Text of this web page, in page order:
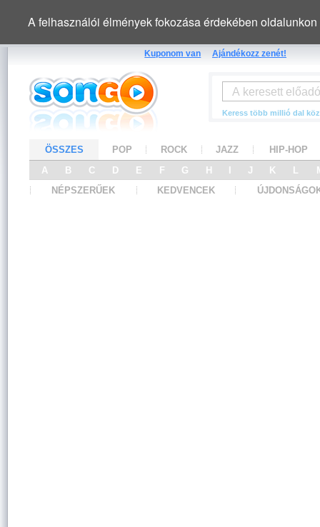
A felhasználói élmények fokozása érdekében
Kuponom van Ajándékozz zenét!
Keress több millió dal
ÖSSZES POP ROCK JAZZ
HIP-HOP
A
B C D E F G H J K L
NÉPSZERŰEK
KEDVENCEK